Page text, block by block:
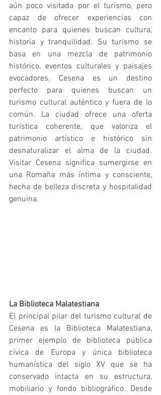
aún poco visitada por el turismo, pero
capaz de ofrecer experiencias con
encanto para quienes buscan cultura,
historia y tranquilidad. Su turismo se
basa en una mezcla de patrimonio
histórico, eventos culturales y paisajes
evocadores. Cesena es un destino
perfecto para quienes buscan un
turismo cultural auténtico y fuera de lo
común. La ciudad ofrece una oferta
turística coherente, que valoriza el
patrimonio artístico e histórico sin
desnaturalizar el alma de la ciudad.
Visitar Cesena significa sumergirse en
una Romaña más íntima y consciente,
hecha de belleza discreta y hospitalidad
genuina.
La Biblioteca Malatestiana
El principal pilar del turismo cultural de
Cesena es la Biblioteca Malatestiana,
primer ejemplo de biblioteca pública
cívica de Europa y única biblioteca
humanística del siglo XV que se ha
conservado intacta en su estructura,
mobiliario y fondo bibliográfico. Desde